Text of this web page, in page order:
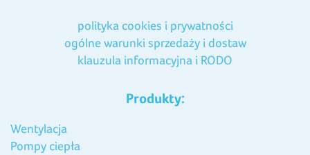
polityka cookies i prywatności
ogólne warunki sprzedaży i dostaw
klauzula informacyjna i RODO
Produkty:
Wentylacja
Pompy ciepła